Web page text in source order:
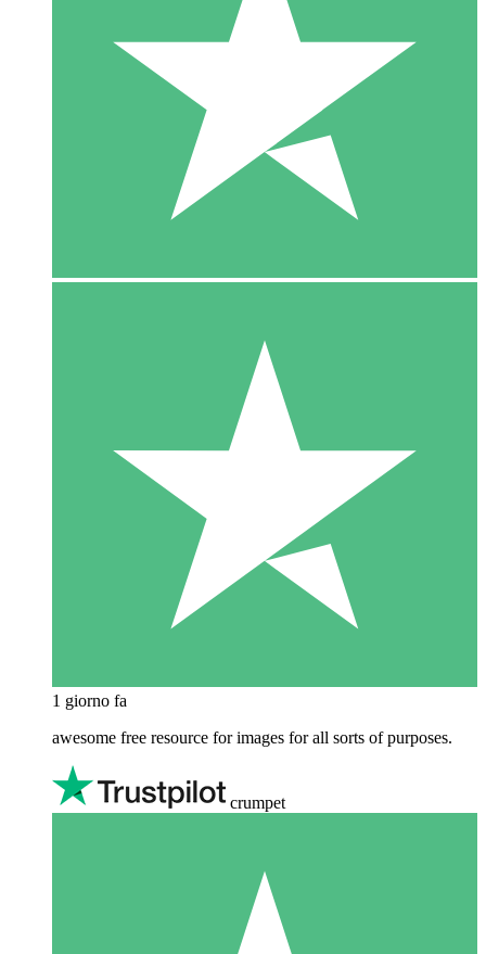
1 giorno fa
awesome free resource for images for all sorts of purposes.
crumpet